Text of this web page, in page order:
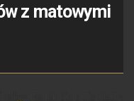
z matowymi